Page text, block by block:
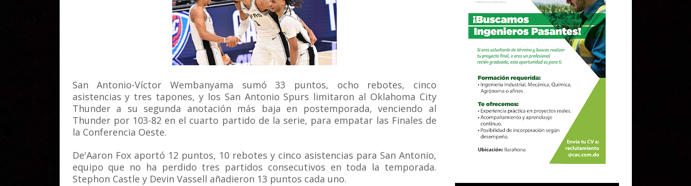
San Antonio-Víctor Wembanyama sumó 33 puntos, ocho rebotes, cinco
asistencias y tres tapones, y los San Antonio Spurs limitaron al Oklahoma City
Thunder a su segunda anotación más baja en postemporada, venciendo al
Thunder por 103-82 en el cuarto partido de la serie, para empatar las Finales de
la Conferencia Oeste.
De'Aaron Fox aportó 12 puntos, 10 rebotes y cinco asistencias para San Antonio,
equipo que no ha perdido tres partidos consecutivos en toda la temporada.
Stephon Castle y Devin Vassell añadieron 13 puntos cada uno.